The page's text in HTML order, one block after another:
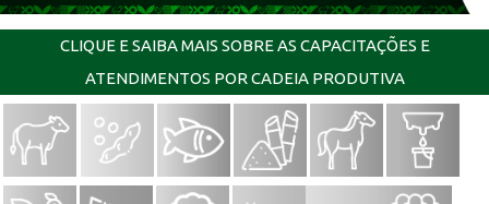
CLIQUE E SAIBA MAIS SOBRE AS CAPACITAÇÕES E
ATENDIMENTOS POR CADEIA PRODUTIVA